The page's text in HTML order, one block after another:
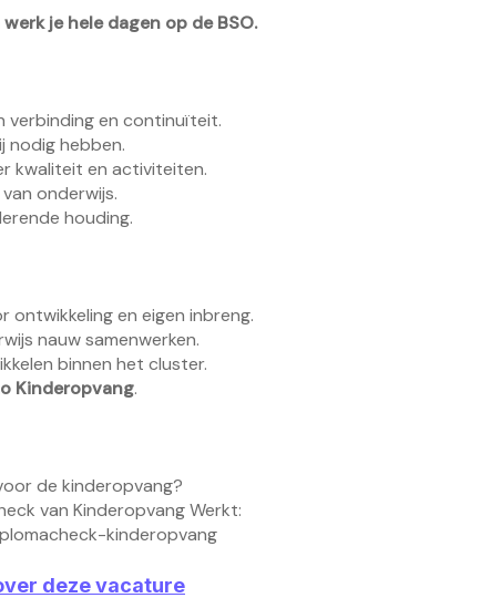
je hele dagen op de BSO.
verbinding en continuïteit.
nodig hebben.
kwaliteit en activiteiten.
onderwijs.
houding.
en eigen inbreng.
nauw samenwerken.
binnen het cluster.
Kinderopvang.
de kinderopvang?
van Kinderopvang Werkt:
kinderopvang
deze vacature